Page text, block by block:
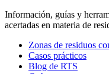
Información, guías y
acertadas en materia de
Zonas de residuos
Casos prácticos
Blog de RTS